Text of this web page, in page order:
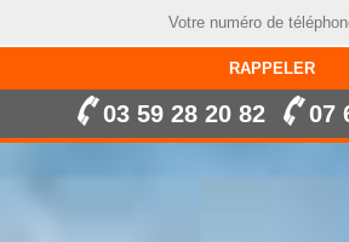
03 59 28 20 82 07